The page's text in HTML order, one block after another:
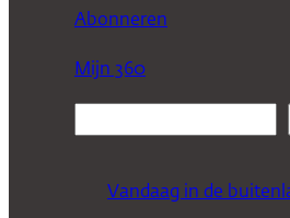
Abonneren
Mijn 360
Vandaag in de